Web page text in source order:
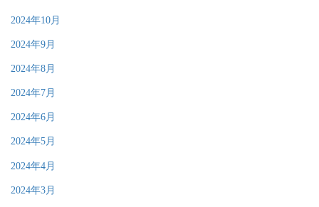
2024年10月
2024年9月
2024年8月
2024年7月
2024年6月
2024年5月
2024年4月
2024年3月